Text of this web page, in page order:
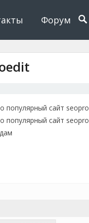
Форум
популярный сайт
популярный сайт